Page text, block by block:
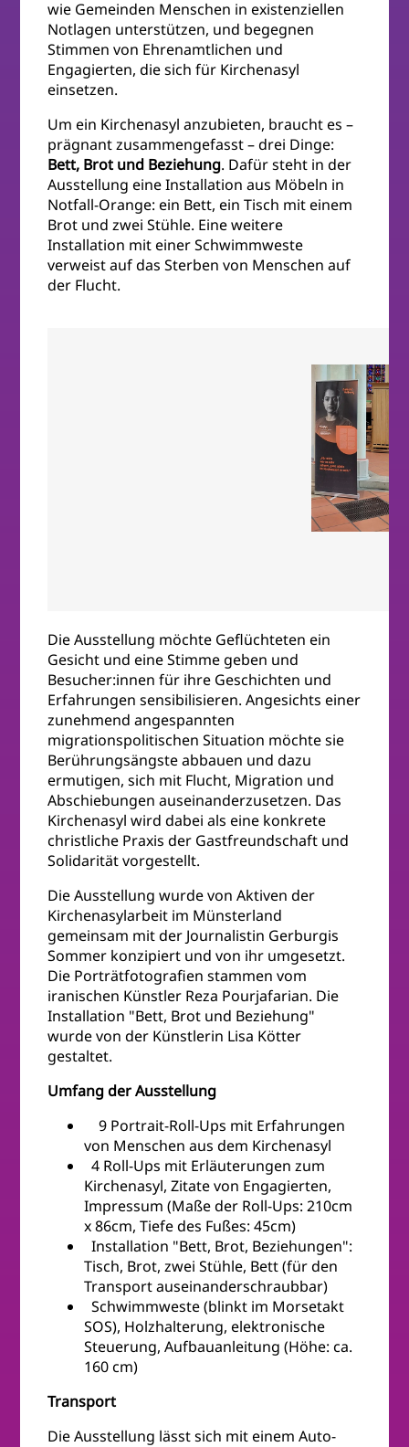
wie Gemeinden Menschen in existenziellen
Notlagen unterstützen, und begegnen
Stimmen von Ehrenamtlichen und
Engagierten, die sich für Kirchenasyl
einsetzen.
Um ein Kirchenasyl anzubieten, braucht es –
prägnant zusammengefasst – drei Dinge:
Bett, Brot und Beziehung. Dafür steht in der
Ausstellung eine Installation aus Möbeln in
Notfall-Orange: ein Bett, ein Tisch mit einem
Brot und zwei Stühle. Eine weitere
Installation mit einer Schwimmweste
verweist auf das Sterben von Menschen auf
der Flucht.
Die Ausstellung möchte Geflüchteten ein
Gesicht und eine Stimme geben und
Besucher:innen für ihre Geschichten und
Erfahrungen sensibilisieren. Angesichts einer
zunehmend angespannten
migrationspolitischen Situation möchte sie
Berührungsängste abbauen und dazu
ermutigen, sich mit Flucht, Migration und
Abschiebungen auseinanderzusetzen. Das
Kirchenasyl wird dabei als eine konkrete
christliche Praxis der Gastfreundschaft und
Solidarität vorgestellt.
Die Ausstellung wurde von Aktiven der
Kirchenasylarbeit im Münsterland
gemeinsam mit der Journalistin Gerburgis
Sommer konzipiert und von ihr umgesetzt.
Die Porträtfotografien stammen vom
iranischen Künstler Reza Pourjafarian. Die
Installation "Bett, Brot und Beziehung"
wurde von der Künstlerin Lisa Kötter
gestaltet.
Umfang der Ausstellung
9 Portrait-Roll-Ups mit Erfahrungen
von Menschen aus dem Kirchenasyl
4 Roll-Ups mit Erläuterungen zum
Kirchenasyl, Zitate von Engagierten,
Impressum (Maße der Roll-Ups: 210cm
x 86cm, Tiefe des Fußes: 45cm)
Installation "Bett, Brot, Beziehungen":
Tisch, Brot, zwei Stühle, Bett (für den
Transport auseinanderschraubbar)
Schwimmweste (blinkt im Morsetakt
SOS), Holzhalterung, elektronische
Steuerung, Aufbauanleitung (Höhe: ca.
160 cm)
Transport
Die Ausstellung lässt sich mit einem Auto-